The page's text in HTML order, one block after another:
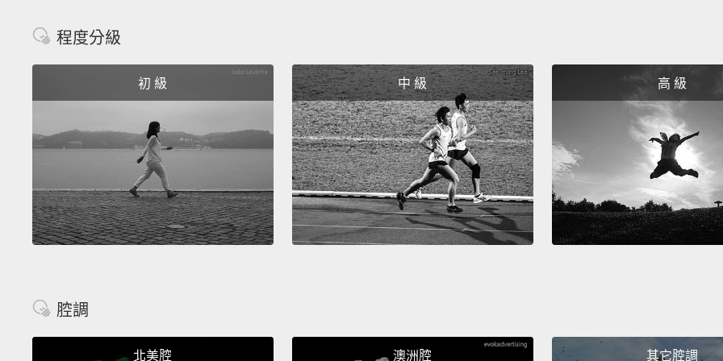
程度分級
初 級 中 級 高 級
腔調
北美腔 澳洲腔 其它腔調